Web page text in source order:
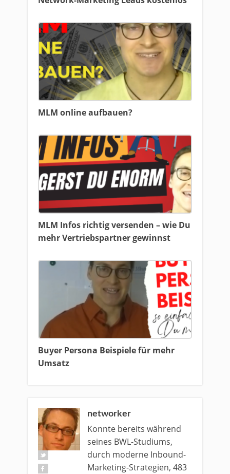
MLM online aufbauen?
MLM Infos richtig versenden – wie Du
mehr Vertriebspartner gewinnst
Buyer Persona Beispiele für mehr
Umsatz
networker
Konnte bereits während
seines BWL-Studiums,
durch moderne Inbound-
Marketing-Strategien, 483